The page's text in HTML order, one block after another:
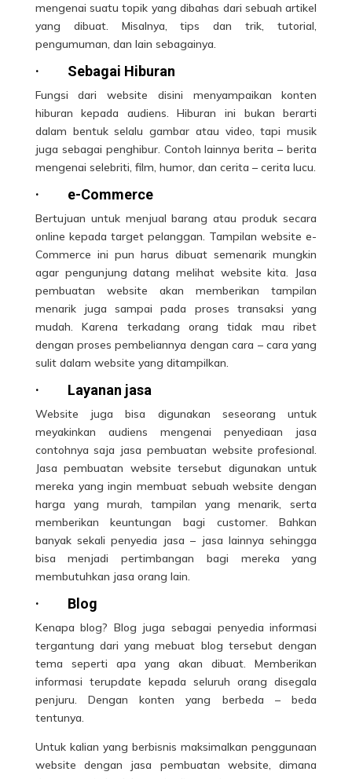
mengenai suatu topik yang dibahas dari sebuah artikel
yang dibuat. Misalnya, tips dan trik, tutorial,
pengumuman, dan lain sebagainya.
· Sebagai Hiburan
Fungsi dari website disini menyampaikan konten
hiburan kepada audiens. Hiburan ini bukan berarti
dalam bentuk selalu gambar atau video, tapi musik
juga sebagai penghibur. Contoh lainnya berita – berita
mengenai selebriti, film, humor, dan cerita – cerita lucu.
· e-Commerce
Bertujuan untuk menjual barang atau produk secara
online kepada target pelanggan. Tampilan website e-
Commerce ini pun harus dibuat semenarik mungkin
agar pengunjung datang melihat website kita. Jasa
pembuatan website akan memberikan tampilan
menarik juga sampai pada proses transaksi yang
mudah. Karena terkadang orang tidak mau ribet
dengan proses pembeliannya dengan cara – cara yang
sulit dalam website yang ditampilkan.
· Layanan jasa
Website juga bisa digunakan seseorang untuk
meyakinkan audiens mengenai penyediaan jasa
contohnya saja jasa pembuatan website profesional.
Jasa pembuatan website tersebut digunakan untuk
mereka yang ingin membuat sebuah website dengan
harga yang murah, tampilan yang menarik, serta
memberikan keuntungan bagi customer. Bahkan
banyak sekali penyedia jasa – jasa lainnya sehingga
bisa menjadi pertimbangan bagi mereka yang
membutuhkan jasa orang lain.
· Blog
Kenapa blog? Blog juga sebagai penyedia informasi
tergantung dari yang mebuat blog tersebut dengan
tema seperti apa yang akan dibuat. Memberikan
informasi terupdate kepada seluruh orang disegala
penjuru. Dengan konten yang berbeda – beda
tentunya.
Untuk kalian yang berbisnis maksimalkan penggunaan
website dengan jasa pembuatan website, dimana